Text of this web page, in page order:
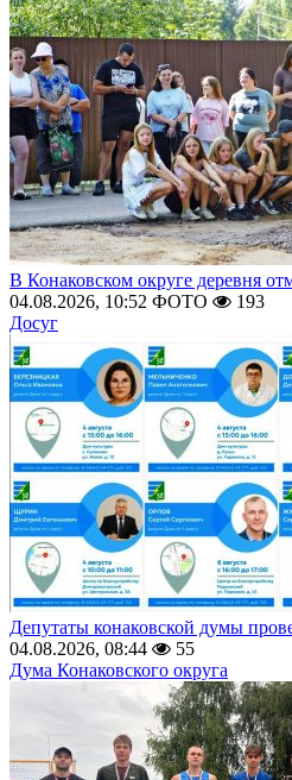
В Конаковском округе деревня
04.08.2026, 10:52 ФОТО
193
Досуг
Депутаты конаковской думы
04.08.2026, 08:44
55
Дума Конаковского округа